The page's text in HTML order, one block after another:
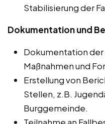
Stabilisierung der
Dokumentation und
Dokumentation
Maßnahmen und
Erstellung von
Stellen, z.B.
Burggemeinde.